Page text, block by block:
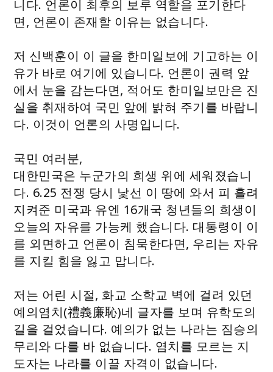
니다. 언론이 최후의 보루 역할을 포기한다
면, 언론이 존재할 이유는 없습니다.
저 신백훈이 이 글을 한미일보에 기고하는 이
유가 바로 여기에 있습니다. 언론이 권력 앞
에서 눈을 감는다면, 적어도 한미일보만은 진
실을 취재하여 국민 앞에 밝혀 주기를 바랍니
다. 이것이 언론의 사명입니다.
국민 여러분,
대한민국은 누군가의 희생 위에 세워졌습니
다. 6.25 전쟁 당시 낯선 이 땅에 와서 피 흘려
지켜준 미국과 유엔 16개국 청년들의 희생이
오늘의 자유를 가능케 했습니다. 대통령이 이
를 외면하고 언론이 침묵한다면, 우리는 자유
를 지킬 힘을 잃고 맙니다.
저는 어린 시절, 화교 소학교 벽에 걸려 있던
예의염치(禮義廉恥)네 글자를 보며 유학도의
길을 걸었습니다. 예의가 없는 나라는 짐승의
무리와 다를 바 없습니다. 염치를 모르는 지
도자는 나라를 이끌 자격이 없습니다.